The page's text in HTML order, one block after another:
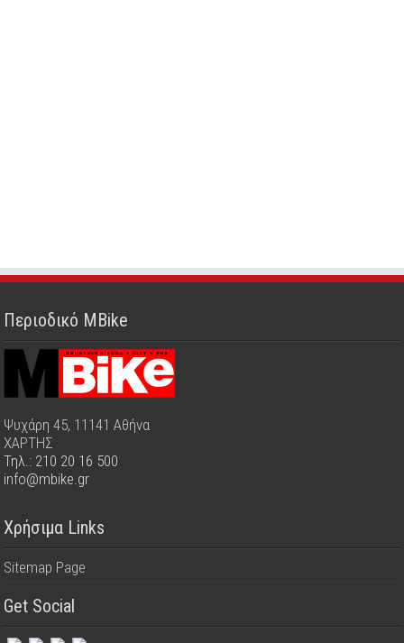
Περιοδικό MBike
Ψυχάρη 45, 11141 Αθήνα
ΧΑΡΤΗΣ
Τηλ.: 210 20 16 500
info@mbike.gr
Χρήσιμα Links
Sitemap Page
Get Social